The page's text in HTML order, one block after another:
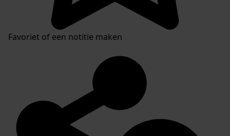
Favoriet of een notitie maken